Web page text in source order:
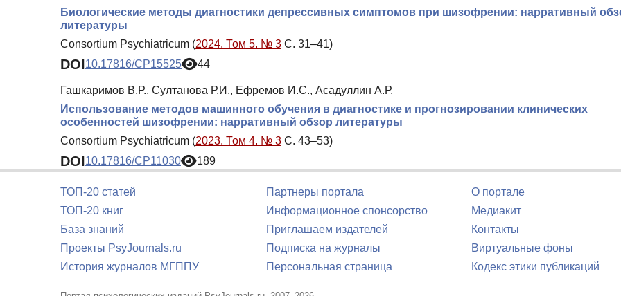
Биологические методы диагностики депрессивных симптомов при шизофрении: нарративный
литературы
Consortium Psychiatricum (2024. Том 5. № 3 С. 31–41)
DOI10.17816/CP15525 44
Гашкаримов В.Р., Султанова Р.И., Ефремов И.С., Асадуллин А.Р.
Использование методов машинного обучения в диагностике и прогнозировании клинических
особенностей шизофрении: нарративный обзор литературы
Consortium Psychiatricum (2023. Том 4. № 3 С. 43–53)
DOI10.17816/CP11030 189
ТОП-20 статей
ТОП-20 книг
База знаний
Проекты PsyJournals.ru
История журналов МГППУ
Партнеры портала
Информационное спонсорство
Приглашаем издателей
Подписка на журналы
Персональная страница
О портале
Медиакит
Контакты
Виртуальные фоны
Кодекс этики публикаций